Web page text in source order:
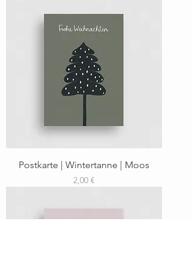
Postkarte | Wintertanne | Moos
Preis
2,00 €